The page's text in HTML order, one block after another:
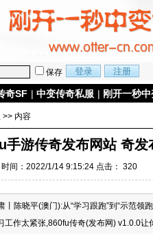
保存
奇SF | 中变传奇私服 | 刚开一秒
>> 内容
游传奇发布网站 奇发
时间：2022/1/14 9:15:24 点击： 320
晓平(澳门):从“学习跟跑”到“示范领
工作太紧张,860fu传奇(发布网) v1.0.0